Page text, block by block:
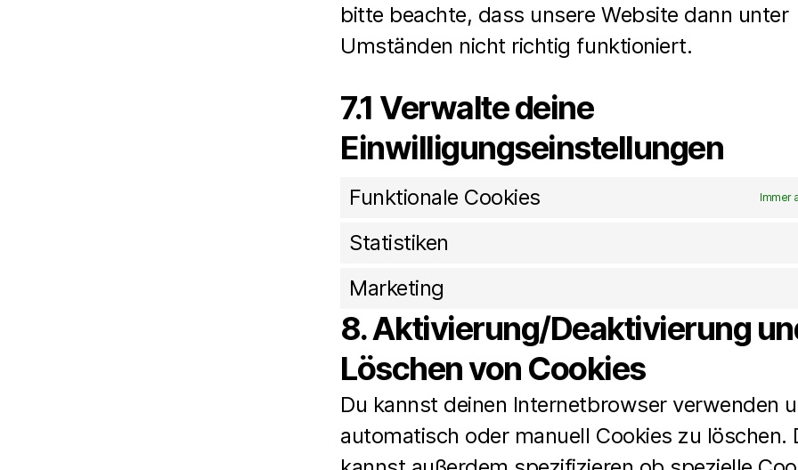
bitte beachte, dass unsere Website dann unter
Umständen nicht richtig funktioniert.
7.1 Verwalte deine
Einwilligungseinstellungen
Funktionale Cookies Immer
Statistiken
Marketing
8. Aktivierung/Deaktivierung
Löschen von Cookies
Du kannst deinen Internetbrowser verwenden
automatisch oder manuell Cookies zu löschen.